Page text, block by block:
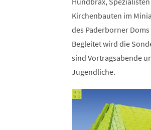
Kirchenbauten im
des Paderborner
Begleitet wird die
sind Vortragsabende
Jugendliche.